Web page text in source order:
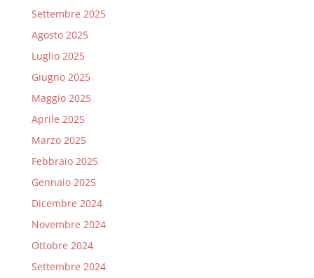
Settembre 2025
Agosto 2025
Luglio 2025
Giugno 2025
Maggio 2025
Aprile 2025
Marzo 2025
Febbraio 2025
Gennaio 2025
Dicembre 2024
Novembre 2024
Ottobre 2024
Settembre 2024